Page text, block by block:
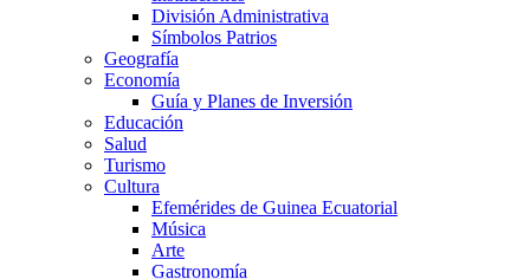
División Administrativa
Símbolos Patrios
Geografía
Economía
Guía y Planes de Inversión
Educación
Salud
Turismo
Cultura
Efemérides de Guinea Ecuatorial
Música
Arte
Gastronomía